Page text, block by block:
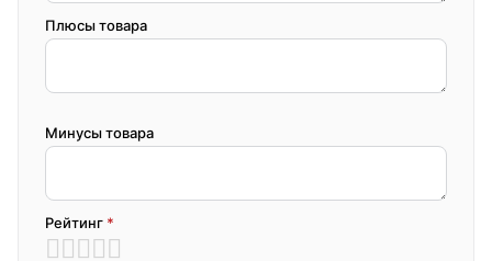
Плюсы товара
Минусы товара
Рейтинг *